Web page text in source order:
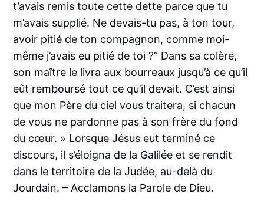
t’avais remis toute cette dette parce que tu
m’avais supplié. Ne devais-tu pas, à ton tour,
avoir pitié de ton compagnon, comme moi-
même j’avais eu pitié de toi ?” Dans sa colère,
son maître le livra aux bourreaux jusqu’à ce qu’il
eût remboursé tout ce qu’il devait. C’est ainsi
que mon Père du ciel vous traitera, si chacun
de vous ne pardonne pas à son frère du fond
du cœur. » Lorsque Jésus eut terminé ce
discours, il s’éloigna de la Galilée et se rendit
dans le territoire de la Judée, au-delà du
Jourdain. – Acclamons la Parole de Dieu.